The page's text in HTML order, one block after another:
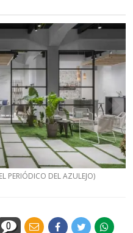
PERIÓDICO DEL AZULEJO)
0